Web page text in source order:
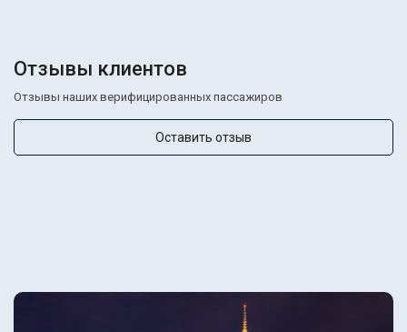
Отзывы клиентов
Отзывы наших верифицированных пассажиров
Оставить отзыв